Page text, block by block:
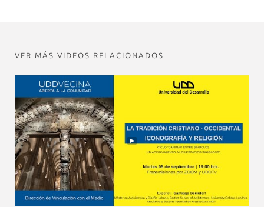
VER MÁS VIDEOS RELACIONADOS